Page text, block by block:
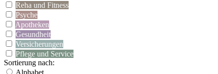
Reha und Fitness
Psyche
Apotheken
Gesundheit
Versicherungen
Pflege und Service
Sortierung nach:
Alphabet